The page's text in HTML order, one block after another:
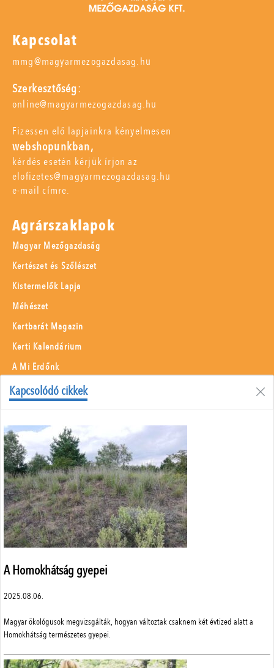
Kapcsolódó cikkek
A Homokhátság gyepei
2025.08.06.
Magyar ökológusok megvizsgálták, hogyan változtak csaknem két évtized alatt a
Homokhátság természetes gyepei.
Kapcsolat
mmg@magyarmezogazdasag.hu
Szerkesztőség:
online@magyarmezogazdasag.hu
Fizessen elő lapjainkra kényelmesen
webshopunkban,
kérdés esetén kérjük írjon az
elofizetes@magyarmezogazdasag.hu
e-mail címre.
Agrárszaklapok
Magyar Mezőgazdaság
Kertészet és Szőlészet
Kistermelők Lapja
Méhészet
Kertbarát Magazin
Kerti Kalendárium
A Mi Erdőnk
Borászati Füzetek
Menü
Adatvédelem
Szerzői jogok
Impresszum
Médiaajánlat
Központi elérhetőségek
ÁSZF
SimplePay adattovábbítási nyilatkozat
© 2023 Magyar Mezőgazdaság Kft.
A weboldalon a minőségi felhasználói élmény érdekében sütiket
használunk.
Részletek
Elfogad